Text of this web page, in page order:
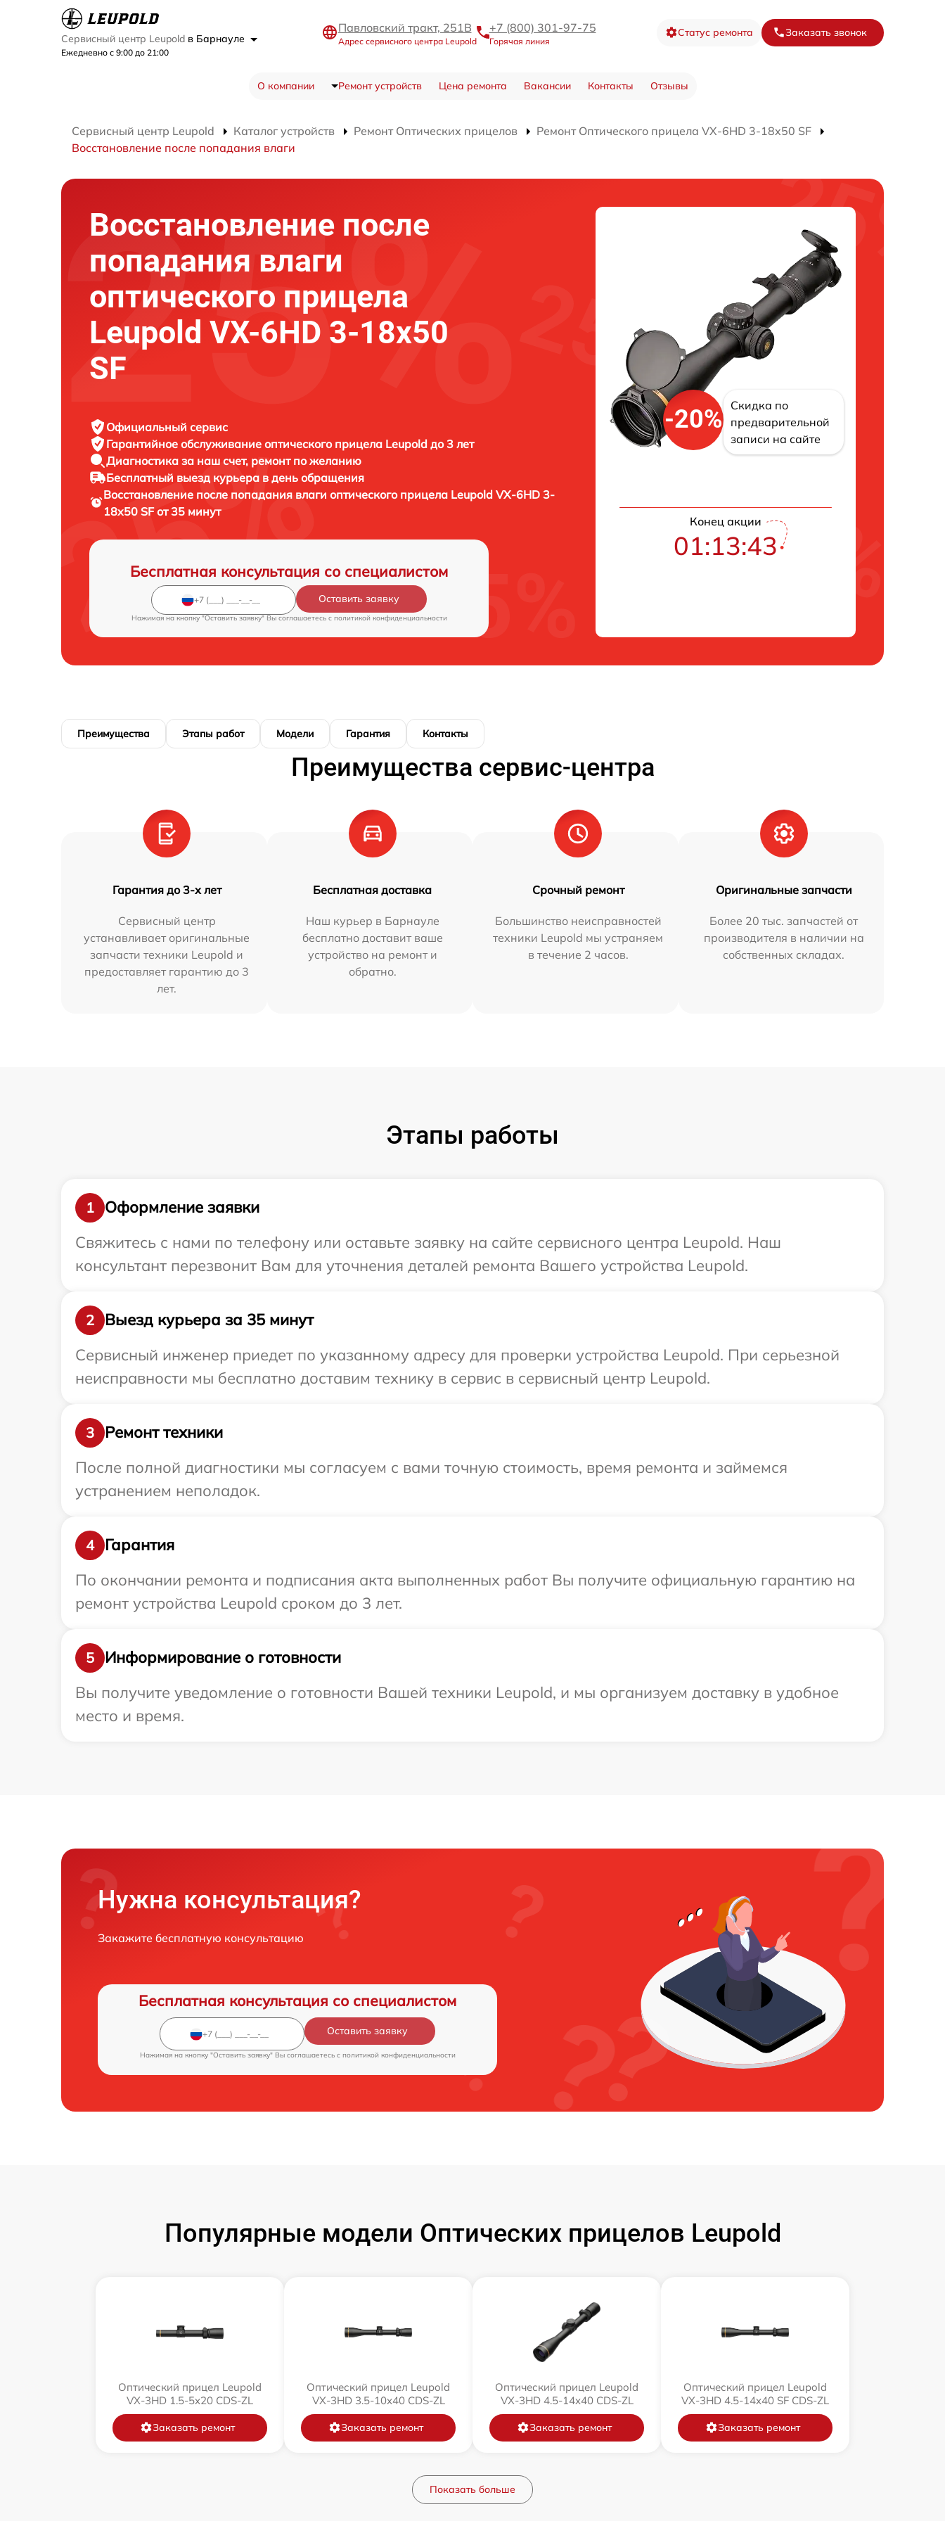
Сервисный центр Leupold в Барнауле
Ежедневно с 9:00 до 21:00
Павловский тракт, 251В
Адрес сервисного центра Leupold
+7 (800) 301-97-75
Горячая линия
Статус ремонта Заказать звонок
О компании Ремонт устройств Цена ремонта Вакансии Контакты Отзывы
Сервисный центр Leupold Каталог устройств Ремонт Оптических прицелов
Ремонт Оптического прицела VX-6HD 3-18x50 SF
Восстановление после попадания влаги
Восстановление после
попадания влаги
оптического прицела
Leupold VX-6HD 3-18x50
SF
Официальный сервис
Гарантийное обслуживание оптического прицела Leupold до 3 лет
Диагностика за наш счет, ремонт по желанию
Бесплатный выезд курьера в день обращения
Восстановление после попадания влаги оптического прицела Leupold VX-6HD 3-
18x50 SF от 35 минут
Бесплатная консультация со специалистом
Оставить заявку
Нажимая на кнопку "Оставить заявку" Вы соглашаетесь c политикой конфиденциальности
-20%
Скидка по
предварительной
записи на сайте
Конец акции
01:13:42
Преимущества Этапы работ Модели Гарантия Контакты
Преимущества сервис-центра
Гарантия до 3-х лет
Сервисный центр
устанавливает оригинальные
запчасти техники Leupold и
предоставляет гарантию до 3
лет.
Бесплатная доставка
Наш курьер в Барнауле
бесплатно доставит ваше
устройство на ремонт и
обратно.
Срочный ремонт
Большинство неисправностей
техники Leupold мы устраняем
в течение 2 часов.
Оригинальные запчасти
Более 20 тыс. запчастей от
производителя в наличии на
собственных складах.
Этапы работы
1
Оформление заявки
Свяжитесь с нами по телефону или оставьте заявку на сайте сервисного центра Leupold. Наш
консультант перезвонит Вам для уточнения деталей ремонта Вашего устройства Leupold.
2
Выезд курьера за 35 минут
Сервисный инженер приедет по указанному адресу для проверки устройства Leupold. При серьезной
неисправности мы бесплатно доставим технику в сервис в сервисный центр Leupold.
3
Ремонт техники
После полной диагностики мы согласуем с вами точную стоимость, время ремонта и займемся
устранением неполадок.
4
Гарантия
По окончании ремонта и подписания акта выполненных работ Вы получите официальную гарантию на
ремонт устройства Leupold сроком до 3 лет.
5
Информирование о готовности
Вы получите уведомление о готовности Вашей техники Leupold, и мы организуем доставку в удобное
место и время.
Нужна консультация?
Закажите бесплатную консультацию
Бесплатная консультация со специалистом
Оставить заявку
Нажимая на кнопку "Оставить заявку" Вы соглашаетесь c политикой конфиденциальности
Популярные модели Оптических прицелов Leupold
Оптический прицел Leupold
VX-3HD 1.5-5x20 CDS-ZL
Заказать ремонт
Оптический прицел Leupold
VX-3HD 3.5-10x40 CDS-ZL
Заказать ремонт
Оптический прицел Leupold
VX-3HD 4.5-14x40 CDS-ZL
Заказать ремонт
Оптический прицел Leupold
VX-3HD 4.5-14x40 SF CDS-ZL
Заказать ремонт
Показать больше